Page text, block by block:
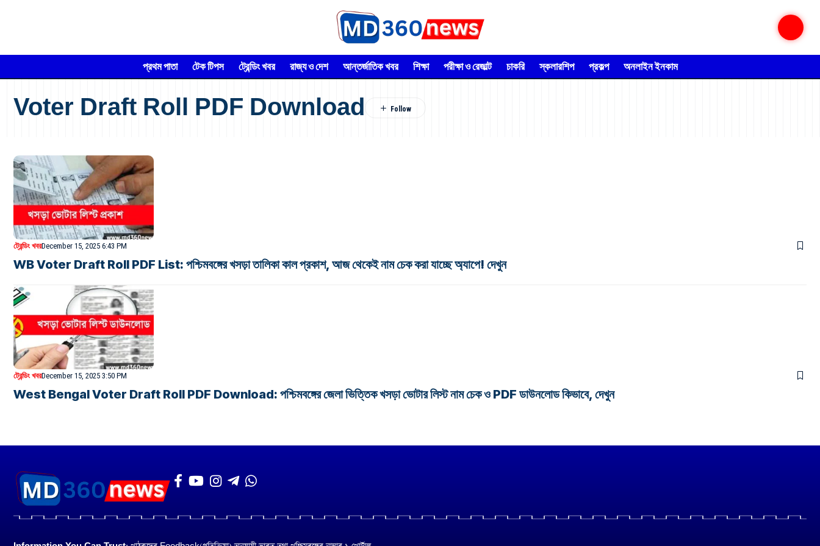
প্রথম পাতা টেক টিপস ট্রেন্ডিং খবর রাজ্য ও দেশ আন্তর্জাতিক খবর শিক্ষা পরীক্ষা ও রেজাল্ট চাকরি স্কলারশিপ প্রকল্প অনলাইন ইনকাম
Voter Draft Roll PDF Download
ট্রেন্ডিং খবরDecember 15, 2025 6:43 PM
WB Voter Draft Roll PDF List: পশ্চিমবঙ্গের খসড়া তালিকা কাল প্রকাশ, আজ থেকেই নাম চেক করা যাচ্ছে অ্যাপে! দেখুন
ট্রেন্ডিং খবরDecember 15, 2025 3:50 PM
West Bengal Voter Draft Roll PDF Download: পশ্চিমবঙ্গের জেলা ভিত্তিক খসড়া ভোটার লিস্ট নাম চেক ও PDF ডাউনলোড কিভাবে, দেখুন